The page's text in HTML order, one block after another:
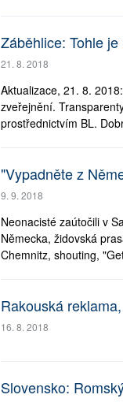
Záběhlice: Tohle
21. 8. 2018
Aktualizace, 21. 8.
zveřejnění.
prostřednictvím BL.
"Vypadněte z
9. 9. 2018
Neonacisté zaútočili v
Německa, židovská
Chemnitz, shouting,
Rakouská
16. 8. 2018
Slovensko: